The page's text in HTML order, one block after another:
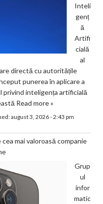
Inteli
genț
ă
Artifi
cială
al
directă cu autoritățile
punerea în aplicare a
privind inteligența artificială
Read more »
august 3, 2026 - 2:43 pm
mai valoroasă companie
Grup
ul
infor
matic